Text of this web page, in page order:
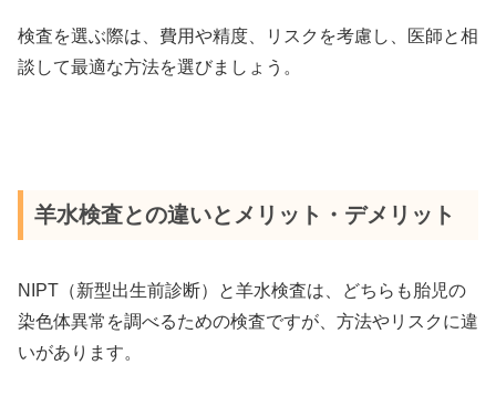
検査を選ぶ際は、費用や精度、リスクを考慮し、医師と相
談して最適な方法を選びましょう。
羊水検査との違いとメリット・デメリット
NIPT（新型出生前診断）と羊水検査は、どちらも胎児の
染色体異常を調べるための検査ですが、方法やリスクに違
いがあります。